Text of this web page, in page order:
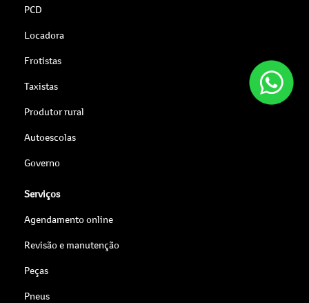
PCD
Locadora
Frotistas
Taxistas
Produtor rural
Autoescolas
Governo
Serviços
Agendamento online
Revisão e manutenção
Peças
Pneus